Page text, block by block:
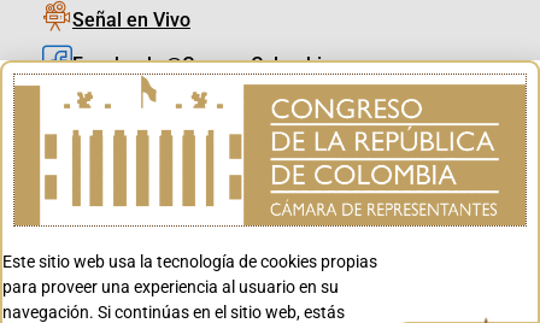
Señal en Vivo
Facebook_@CamaraColombia
Instagram_@CamaraColombia
X_@CamaraColombia
Youtube_@CamaraColombia
Youtube_@CanalCongreso
Este sitio web usa la tecnología de cookies propias
para proveer una experiencia al usuario en su
navegación. Si continúas en el sitio web, estás